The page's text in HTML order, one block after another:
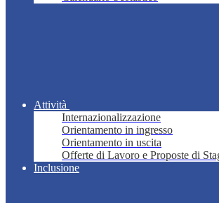
Attività
Internazionalizzazione
Orientamento in ingresso
Orientamento in uscita
Offerte di Lavoro e Proposte di
Inclusione